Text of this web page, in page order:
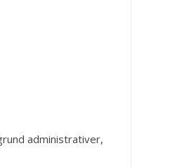
administrativer,